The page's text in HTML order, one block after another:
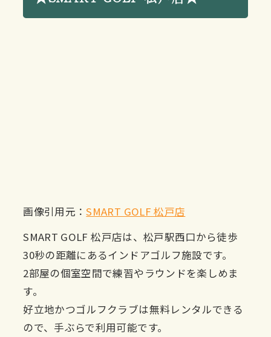
画像引用元：SMART GOLF 松戸店
SMART GOLF 松戸店は、松戸駅西口から徒歩
30秒の距離にあるインドアゴルフ施設です。
2部屋の個室空間で練習やラウンドを楽しめま
す。
好立地かつゴルフクラブは無料レンタルできる
ので、手ぶらで利用可能です。